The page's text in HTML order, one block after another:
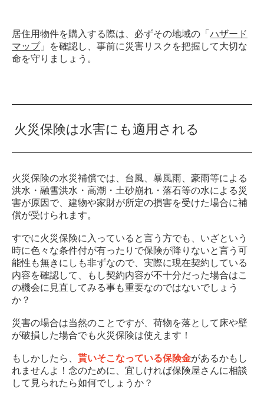
居住用物件を購入する際は、必ずその地域の「 ハザード
マップ」を確認し、事前に災害リスクを把握して大切な
命を守りましょう。
火災保険は水害にも適用される
火災保険の水災補償では、台風、暴風雨、豪雨等による
洪水・融雪洪水・高潮・土砂崩れ・落石等の水による災
害が原因で、建物や家財が所定の損害を受けた場合に補
償が受けられます。
すでに火災保険に入っていると言う方でも、いざという
時に色々な条件付が有ったりで保険が降りないと言う可
能性も無きにしも非ずなので、実際に現在契約している
内容を確認して、もし契約内容が不十分だった場合はこ
の機会に見直してみる事も重要なのではないでしょう
か？
災害の場合は当然のことですが、荷物を落として床や壁
が破損した場合でも火災保険は使えます！
もしかしたら、 貰いそこなっている保険金があるかもし
れませんよ！念のために、宜しければ保険屋さんに相談
して見られたら如何でしょうか？